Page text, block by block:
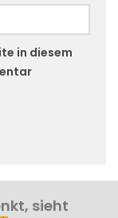
in diesem
sieht